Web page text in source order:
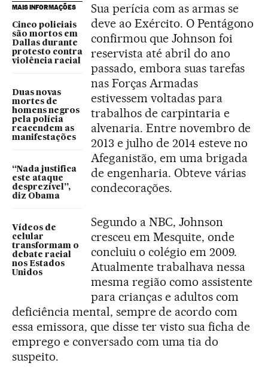
MAIS INFORMAÇÕES
Cinco policiais
são mortos em
Dallas durante
protesto contra
violência racial
Duas novas
mortes de
homens negros
pela polícia
reacendem as
manifestações
“Nada justifica
este ataque
desprezível”,
diz Obama
Vídeos de
celular
transformam o
debate racial
nos Estados
Unidos
Sua perícia com as armas se
deve ao Exército. O Pentágono
confirmou que Johnson foi
reservista até abril do ano
passado, embora suas tarefas
nas Forças Armadas
estivessem voltadas para
trabalhos de carpintaria e
alvenaria. Entre novembro de
2013 e julho de 2014 esteve no
Afeganistão, em uma brigada
de engenharia. Obteve várias
condecorações.
Segundo a NBC, Johnson
cresceu em Mesquite, onde
concluiu o colégio em 2009.
Atualmente trabalhava nessa
mesma região como assistente
para crianças e adultos com
deficiência mental, sempre de acordo com
essa emissora, que disse ter visto sua ficha de
emprego e conversado com uma tia do
suspeito.